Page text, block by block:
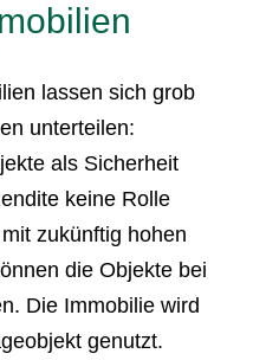
lassen sich grob
unterteilen:
als Sicherheit
keine Rolle
zukünftig hohen
die Objekte bei
Die Immobilie wird
genutzt.